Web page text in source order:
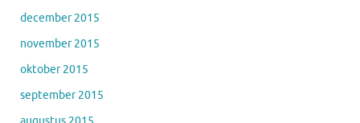
december 2015
november 2015
oktober 2015
september 2015